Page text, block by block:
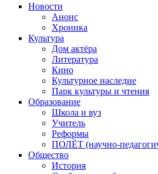
Новости
Анонс
Хроника
Культура
Дом актёра
Литература
Кино
Культурное наследие
Парк культуры и чтения
Образование
Школа и вуз
Учитель
Реформы
ПОЛЁТ (научно-
Общество
История